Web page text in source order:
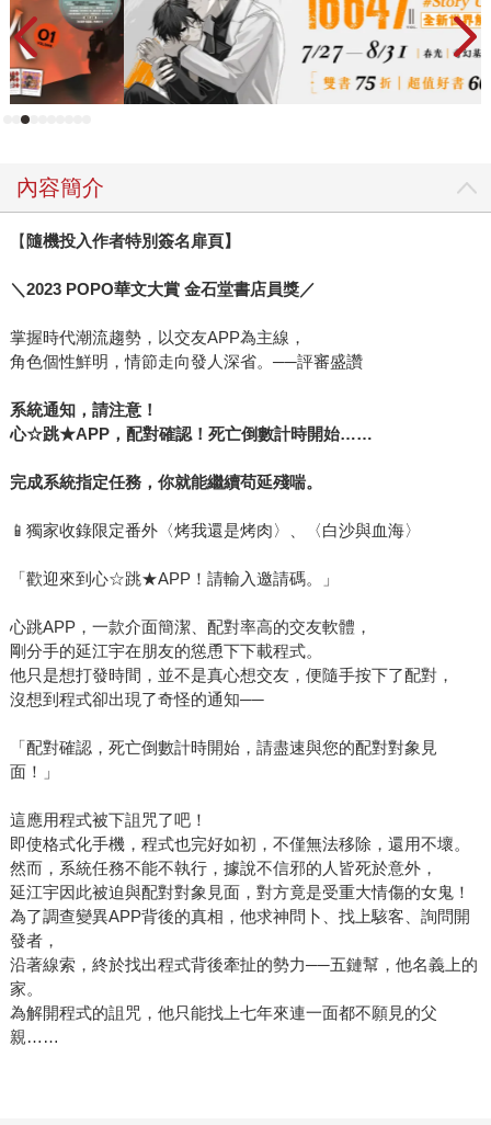
內容簡介
【 隨機投入作者特別簽名扉頁】
＼2023 POPO華文大賞 金石堂書店員獎／
掌握時代潮流趨勢，以交友APP為主線，
角色個性鮮明，情節走向發人深省。──評審盛讚
系統通知，請注意！
心☆跳★APP，配對確認！死亡倒數計時開始……
完成系統指定任務，你就能繼續苟延殘喘。
📱獨家收錄限定番外〈烤我還是烤肉〉、〈白沙與血海〉
「歡迎來到心☆跳★APP！請輸入邀請碼。」
心跳APP，一款介面簡潔、配對率高的交友軟體，
剛分手的延江宇在朋友的慫恿下下載程式。
他只是想打發時間，並不是真心想交友，便隨手按下了配對，
沒想到程式卻出現了奇怪的通知──
「配對確認，死亡倒數計時開始，請盡速與您的配對對象見
面！」
這應用程式被下詛咒了吧！
即使格式化手機，程式也完好如初，不僅無法移除，還用不壞。
然而，系統任務不能不執行，據說不信邪的人皆死於意外，
延江宇因此被迫與配對對象見面，對方竟是受重大情傷的女鬼！
為了調查變異APP背後的真相，他求神問卜、找上駭客、詢問開
發者，
沿著線索，終於找出程式背後牽扯的勢力──五鏈幫，他名義上的
家。
為解開程式的詛咒，他只能找上七年來連一面都不願見的父
親……